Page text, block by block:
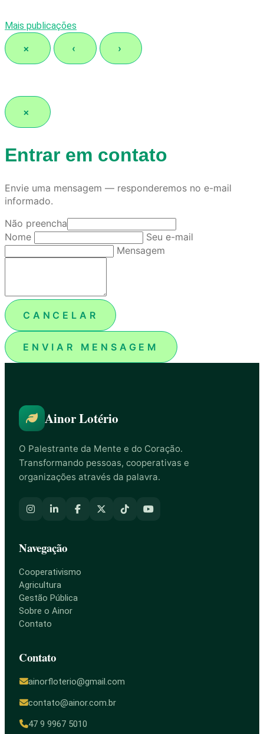
Mais publicações
× ‹ ›
×
Entrar em contato
Envie uma mensagem — responderemos no e-mail
informado.
Não preencha
Nome
Seu e-mail
Mensagem
CANCELAR
ENVIAR MENSAGEM
Ainor Lotério
O Palestrante da Mente e do Coração.
Transformando pessoas, cooperativas e
organizações através da palavra.
Navegação
Cooperativismo
Agricultura
Gestão Pública
Sobre o Ainor
Contato
Contato
ainorfloterio@gmail.com
contato@ainor.com.br
47 9 9967 5010